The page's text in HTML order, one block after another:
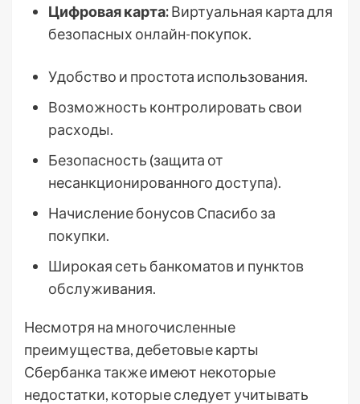
Цифровая карта:Виртуальная карта для
безопасных онлайн-покупок.
Удобство и простота использования.
Возможность контролировать свои
расходы.
Безопасность (защита от
несанкционированного доступа).
Начисление бонусов Спасибо за
покупки.
Широкая сеть банкоматов и пунктов
обслуживания.
Несмотря на многочисленные
преимущества, дебетовые карты
Сбербанка также имеют некоторые
недостатки, которые следует учитывать